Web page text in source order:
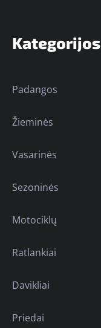
Kategorijos
Padangos
Žieminės
Vasarinės
Sezoninės
Motociklų
Ratlankiai
Davikliai
Priedai